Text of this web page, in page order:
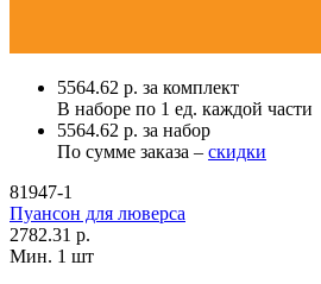
5564.62 р. за комплект
В наборе по 1 ед. каждой части
5564.62 р. за набор
По сумме заказа – скидки
81947-1
Пуансон для люверса
2782.31 р.
Мин. 1 шт